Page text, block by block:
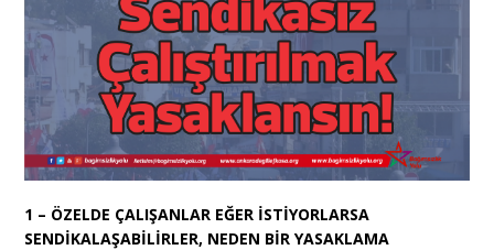
1 – ÖZELDE ÇALIŞANLAR EĞER İSTİYORLARSA
SENDİKALAŞABİLİRLER, NEDEN BİR YASAKLAMA